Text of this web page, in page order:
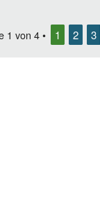
1 von 4 • 1 2 3